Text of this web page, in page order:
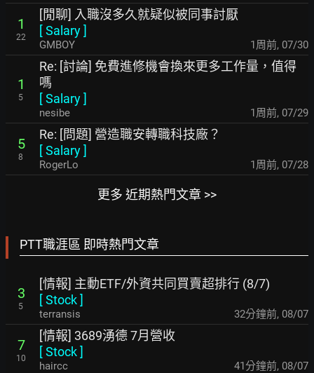
1
22
[閒聊] 入職沒多久就疑似被同事討厭
[Salary]
GMBOY 1周前, 07/30
1
5
Re: [討論] 免費進修機會換來更多工作量，值得
嗎
[Salary]
nesibe 1周前, 07/29
5
8
Re: [問題] 營造職安轉職科技廠？
[Salary]
RogerLo 1周前, 07/28
更多 近期熱門文章 >>
PTT職涯區 即時熱門文章
3
5
[情報] 主動ETF/外資共同買賣超排行 (8/7)
[Stock]
terransis 32分鐘前, 08/07
7
10
[情報] 3689湧德 7月營收
[Stock]
haircc 41分鐘前, 08/07